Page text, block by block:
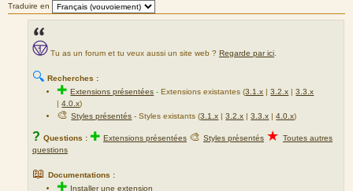
Traduire en
Tu as un forum et tu veux aussi un site web ? Regarde par ici
🔍 Recherches :
✚Extensions présentées -Extensions existantes (3.1.x |3.2.x |3.3.x
|4.0.x)
🎨Styles présentés - Styles existants (3.1.x |3.2.x |3.3.x |4.0.x)
? Questions : ✚ Extensions présentées 🎨 Styles présentés ★ Toutes autres
questions
📖 Documentations :
✚ Installer une extension